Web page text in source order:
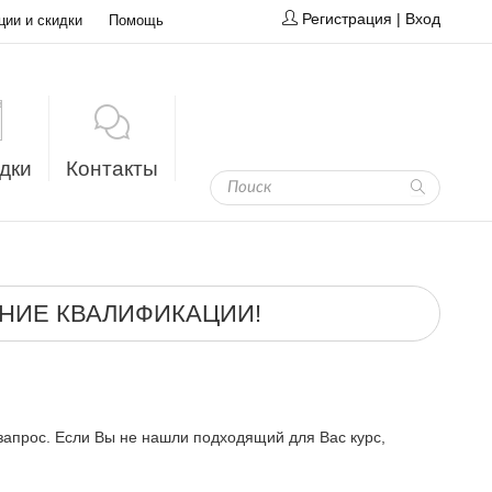
и скидки Помощь Регистрация | Вход
Контакты
КВАЛИФИКАЦИИ!
Если Вы не нашли подходящий для Вас курс,